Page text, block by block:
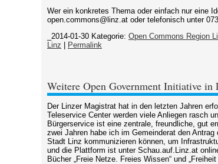
Wer ein konkretes Thema oder einfach nur eine
open.commons@linz.at oder telefonisch unter
_2014-01-30 Kategorie: Open Commons Region
Linz
Permalink
Weitere Open Government Initiative
Der Linzer Magistrat hat in den letzten Jahren
Teleservice Center werden viele Anliegen rasch
Bürgerservice ist eine zentrale, freundliche, gut
zwei Jahren habe ich im Gemeinderat den
Stadt Linz kommunizieren können, um
und die Plattform ist unter Schau.auf.Linz.at
Bücher „Freie Netze. Freies Wissen“ und